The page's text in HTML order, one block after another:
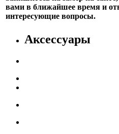
вами в ближайшее время и
интересующие вопросы.
Аксессуары